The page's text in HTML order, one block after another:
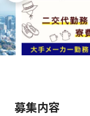
募集内容